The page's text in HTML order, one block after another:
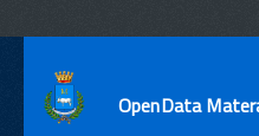
OpenData